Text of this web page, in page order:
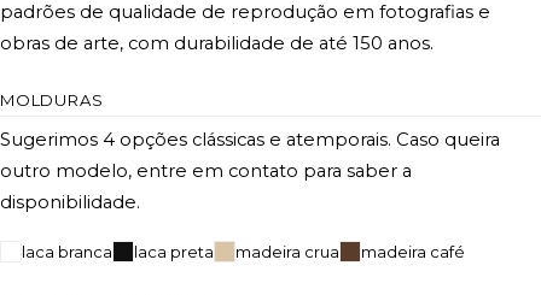
padrões de qualidade de reprodução em fotografias e
obras de arte, com durabilidade de até 150 anos.
MOLDURAS
Sugerimos 4 opções clássicas e atemporais. Caso queira
outro modelo, entre em contato para saber a
disponibilidade.
laca branca laca preta madeira crua madeira café